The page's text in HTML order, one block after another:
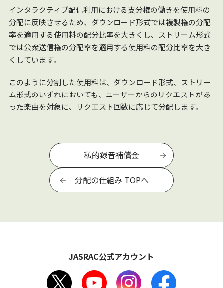
インタラクティブ配信利用における支分権の働きを使用料の
分配に反映させるため、ダウンロード形式では複製権の分配
率を適用する使用料の配分比率を大きくし、ストリーム形式
では公衆送信権の分配率を適用する使用料の配分比率を大き
くしています。
このように分割した使用料は、ダウンロード形式、ストリー
ム形式のいずれにおいても、ユーザーからのリクエストがあ
った楽曲を対象に、リクエスト回数に応じて分配します。
分配の仕組み TOPへ
私的録音補償金
JASRAC公式アカウント